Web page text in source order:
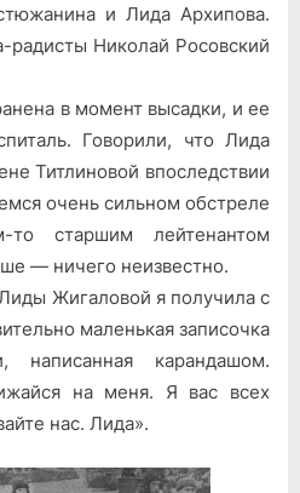
и Лида Архипова.
радисты Николай Росовский
в момент высадки, и ее
Говорили, что Лида
Титлиновой впоследствии
очень сильном обстреле
старшим лейтенантом
— ничего неизвестно.
Жигаловой я получила с
маленькая записочка
написанная карандашом.
на меня. Я вас всех
нас. Лида».